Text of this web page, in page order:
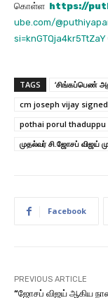
கொள்ள https://
ube.com/
si=knGTQja4kr5TtZaY
TAGS
‘சிங்கப்பெண்
cm joseph vijay
pothai porul thaduppu
முதல்வர் சி.ஜோசப் விஜய்
Facebook
PREVIOUS ARTICLE
“ஜோசப் விஜய் ஆகிய